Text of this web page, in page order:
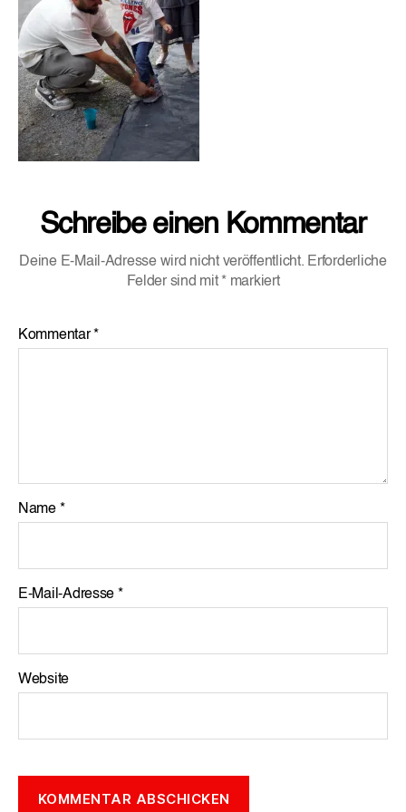
Schreibe einen Kommentar
Deine E-Mail-Adresse wird nicht veröffentlicht. Erforderliche
Felder sind mit * markiert
Kommentar*
Name *
E-Mail-Adresse *
Website